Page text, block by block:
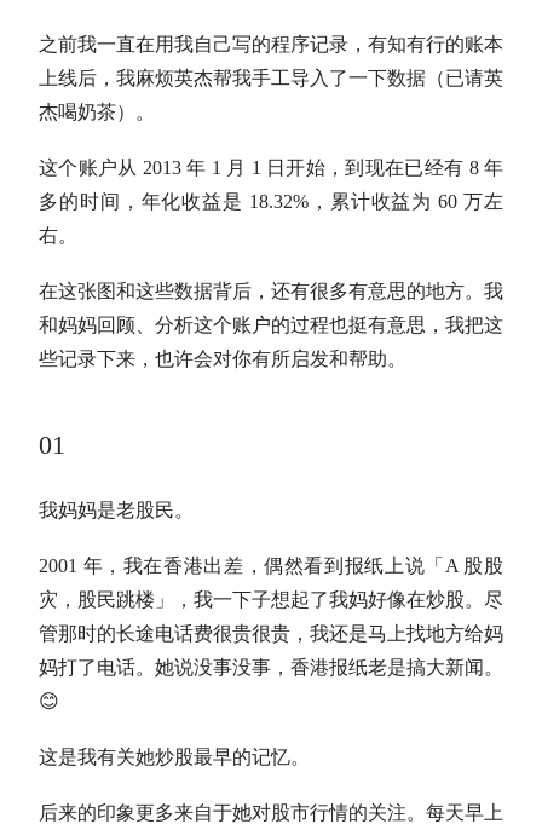
之前我一直在用我自己写的程序记录，有知有行的账本
上线后，我麻烦英杰帮我手工导入了一下数据（已请英
杰喝奶茶）。
这个账户从 2013 年 1 月 1 日开始，到现在已经有 8 年
多的时间， 年化收益是 18.32%，累计收益为 60 万左
右。
在这张图和这些数据背后，还有很多有意思的地方。我
和妈妈回顾、分析这个账户的过程也挺有意思，我把这
些记录下来，也许会对你有所启发和帮助。
01
我妈妈是老股民。
2001 年，我在香港出差，偶然看到报纸上说「A 股股
灾，股民跳楼」，我一下子想起了我妈好像在炒股。尽
管那时的长途电话费很贵很贵，我还是马上找地方给妈
妈打了电话。她说没事没事，香港报纸老是搞大新闻。
😊
这是我有关她炒股最早的记忆。
后来的印象更多来自于她对股市行情的关注。每天早上